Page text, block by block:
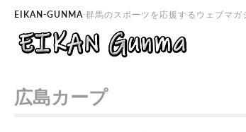
EIKAN-GUNMA 群馬のスポーツを応援するウェブマガ
広島カープ